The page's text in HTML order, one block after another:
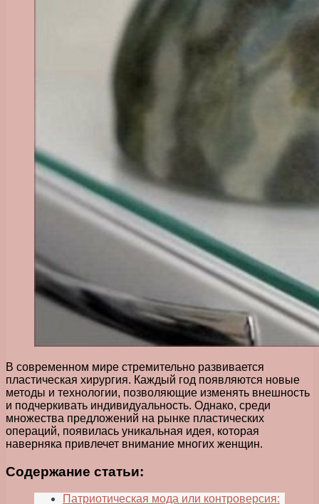
В современном мире стремительно развивается
пластическая хирургия. Каждый год появляются новые
методы и технологии, позволяющие изменять внешность
и подчеркивать индивидуальность. Однако, среди
множества предложений на рынке пластических
операций, появилась уникальная идея, которая
наверняка привлечет внимание многих женщин.
Содержание статьи:
Патриотическая мода или контроверсия: